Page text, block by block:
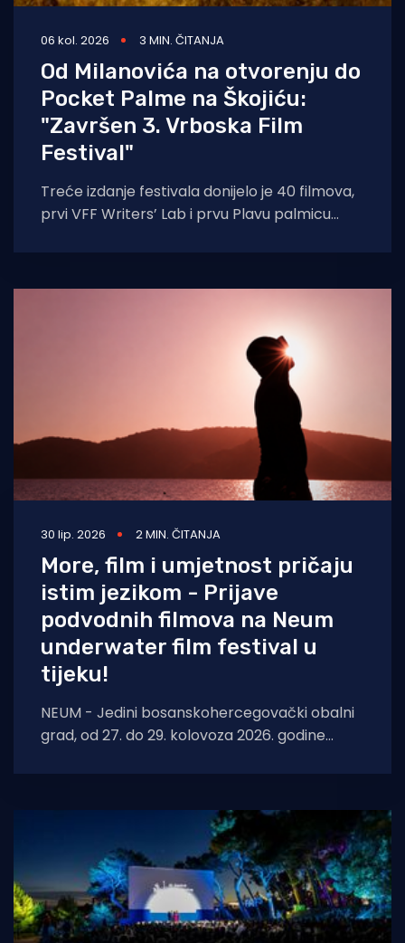
06 kol. 2026 3 MIN. ČITANJA
Od Milanovića na otvorenju do
Pocket Palme na Škojiću:
"Završen 3. Vrboska Film
Festival"
Treće izdanje festivala donijelo je 40 filmova,
prvi VFF Writers’ Lab i prvu Plavu palmicu
30 lip. 2026 2 MIN. ČITANJA
More, film i umjetnost pričaju
istim jezikom - Prijave
podvodnih filmova na Neum
underwater film festival u
tijeku!
NEUM - Jedini bosanskohercegovački obalni
grad, od 27. do 29. kolovoza 2026. godine
kinematografije. Šesto